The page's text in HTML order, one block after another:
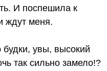
И поспешила к
ждут меня.
увы, высокий
так сильно замело!?